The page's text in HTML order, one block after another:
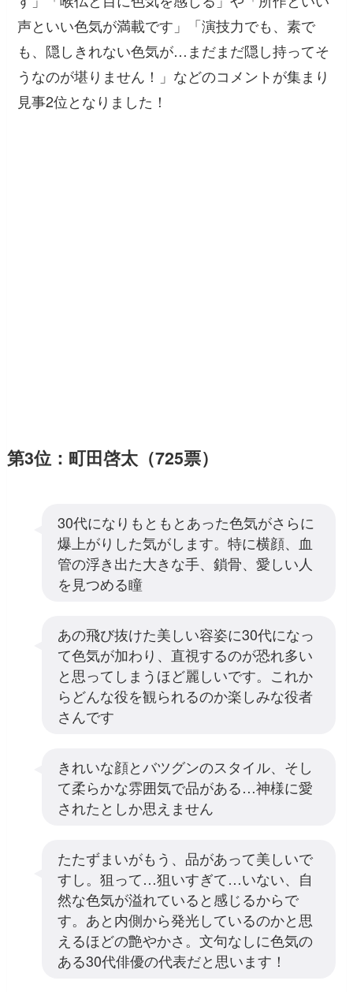
声といい色気が満載です」「演技力でも、素で
も、隠しきれない色気が…まだまだ隠し持ってそ
うなのが堪りません！」 などのコメントが集まり
見事2位となりました！
第3位：町田啓太（725票）
30代になりもともとあった色気がさらに
爆上がりした気がします。特に横顔、血
管の浮き出た大きな手、鎖骨、愛しい人
を見つめる瞳
あの飛び抜けた美しい容姿に30代になっ
て色気が加わり、直視するのが恐れ多い
と思ってしまうほど麗しいです。これか
らどんな役を観られるのか楽しみな役者
さんです
きれいな顔とバツグンのスタイル、そし
て柔らかな雰囲気で品がある…神様に愛
されたとしか思えません
たたずまいがもう、品があって美しいで
すし。狙って…狙いすぎて…いない、自
然な色気が溢れていると感じるからで
す。あと内側から発光しているのかと思
えるほどの艶やかさ。文句なしに色気の
ある30代俳優の代表だと思います！